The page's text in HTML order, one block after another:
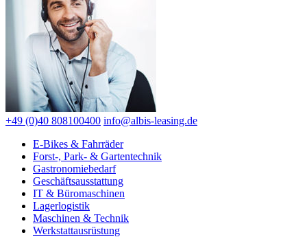
+49 (0)40 808100400 info@albis-leasing.de
E-Bikes & Fahrräder
Forst-, Park- & Gartentechnik
Gastronomiebedarf
Geschäftsausstattung
IT & Büromaschinen
Lagerlogistik
Maschinen & Technik
Werkstattausrüstung